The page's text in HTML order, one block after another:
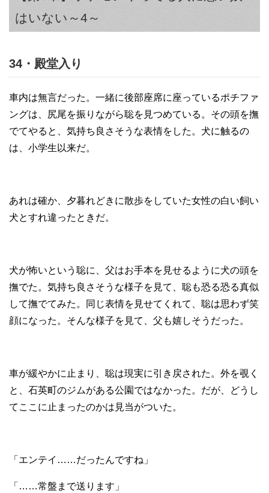
はいない～4～
34・殿堂入り
車内は無言だった。一緒に後部座席に座っているポチファ
ングは、尻尾を振りながら聡を見つめている。その頭を撫
でてやると、気持ち良さそうな表情をした。犬に触るの
は、小学生以来だ。
あれは確か、夕暮れどきに散歩をしていた女性の白い飼い
犬とすれ違ったときだ。
犬が怖いという聡に、父はお手本を見せるように犬の頭を
撫でた。気持ち良さそうな様子を見て、聡も恐る恐る真似
して撫でてみた。同じ表情を見せてくれて、聡は思わず笑
顔になった。そんな様子を見て、父も嬉しそうだった。
車が緩やかに止まり、聡は現実に引き戻された。外を覗く
と、石英町のジムがある公園ではなかった。だが、どうし
てここに止まったのかは見当がついた。
「エンテイ……だったんですね」
「……常盤まで送ります」